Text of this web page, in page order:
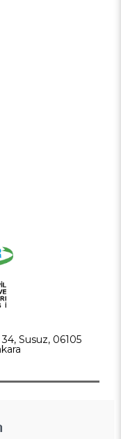
Susuz, 06105